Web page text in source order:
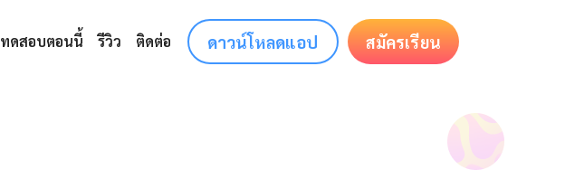
ทดสอบตอนนี้ รีวิว ติดต่อ ดาวน์โหลดแอป สมัครเรียน